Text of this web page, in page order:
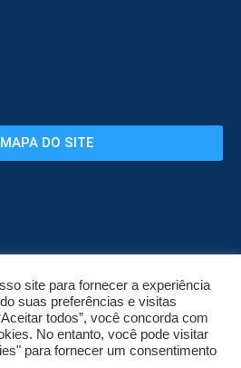
MAPA DO SITE
Nº 600 CENTRO, CEP: 28950-000
DE 08:00 ÀS 17:00
site para fornecer a experiência
suas preferências e visitas
todos”, você concorda com
No entanto, você pode visitar
para fornecer um consentimento